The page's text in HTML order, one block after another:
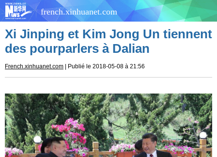
french.xinhuanet.com
Xi Jinping et Kim Jong Un tiennent
des pourparlers à Dalian
French.xinhuanet.com | Publié le 2018-05-08 à 21:56